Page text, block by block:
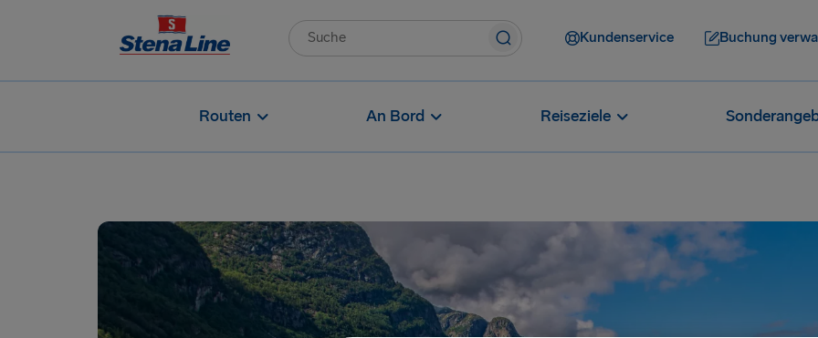
Kundenservice Buchung
Routen An Bord Reiseziele